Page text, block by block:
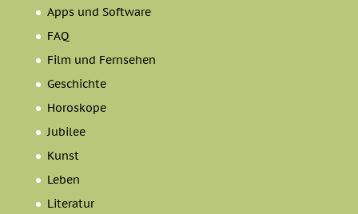
Apps und Software
FAQ
Film und Fernsehen
Geschichte
Horoskope
Jubilee
Kunst
Leben
Literatur